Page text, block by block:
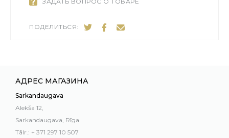
ПОДЕЛИТЬСЯ:
АДРЕС МАГАЗИНА
Sarkandaugava
Alekša 12,
Sarkandaugava, Rīga
Tālr.: + 371 297 10 507